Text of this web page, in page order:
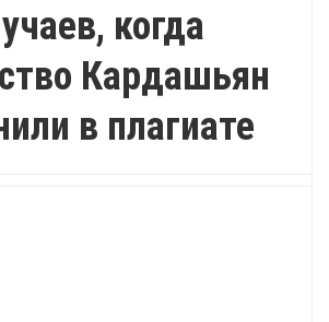
когда
Кардашьян
в плагиате